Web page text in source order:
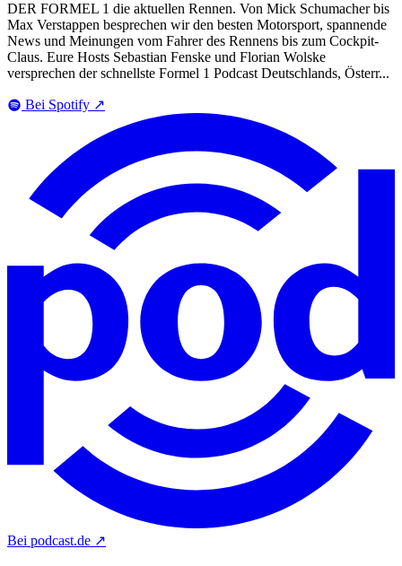
DER FORMEL 1 die aktuellen Rennen. Von Mick Schumacher bis
Max Verstappen besprechen wir den besten Motorsport, spannende
News und Meinungen vom Fahrer des Rennens bis zum Cockpit-
Claus. Eure Hosts Sebastian Fenske und Florian Wolske
versprechen der schnellste Formel 1 Podcast Deutschlands, Österr...
Bei Spotify ↗
Bei podcast.de ↗